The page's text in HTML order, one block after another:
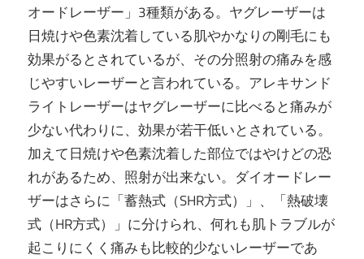
オードレーザー」3種類がある。ヤグレーザーは
日焼けや色素沈着している肌やかなりの剛毛にも
効果がるとされているが、その分照射の痛みを感
じやすいレーザーと言われている。アレキサンド
ライトレーザーはヤグレーザーに比べると痛みが
少ない代わりに、効果が若干低いとされている。
加えて日焼けや色素沈着した部位ではやけどの恐
れがあるため、照射が出来ない。ダイオードレー
ザーはさらに「蓄熱式（SHR方式）」、「熱破壊
式（HR方式）」に分けられ、何れも肌トラブルが
起こりにくく痛みも比較的少ないレーザーであ